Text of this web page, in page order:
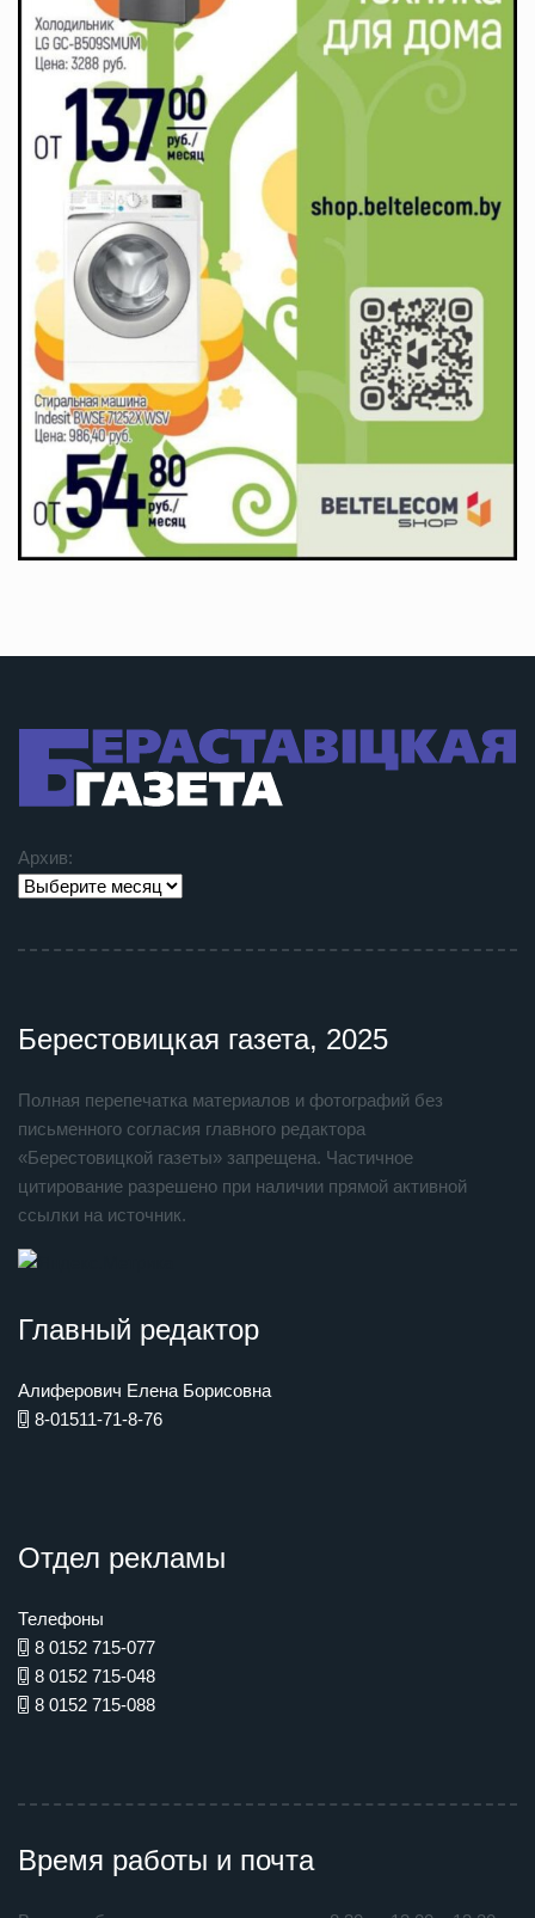
Архив:
Берестовицкая газета, 2025
Полная перепечатка материалов и фотографий без
письменного согласия главного редактора
«Берестовицкой газеты» запрещена. Частичное
цитирование разрешено при наличии прямой активной
ссылки на источник.
Главный редактор
Алиферович Елена Борисовна
8-01511-71-8-76
Отдел рекламы
Телефоны
8 0152 715-077
8 0152 715-048
8 0152 715-088
Время работы и почта